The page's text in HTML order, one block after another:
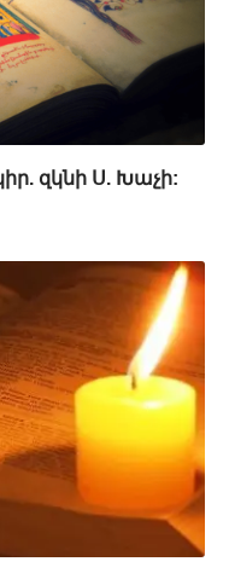
զկնի Ս. Խաչի: